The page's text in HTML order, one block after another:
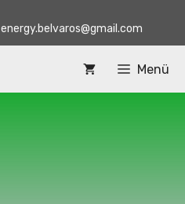
energy.belvaros@gmail.com
Menü